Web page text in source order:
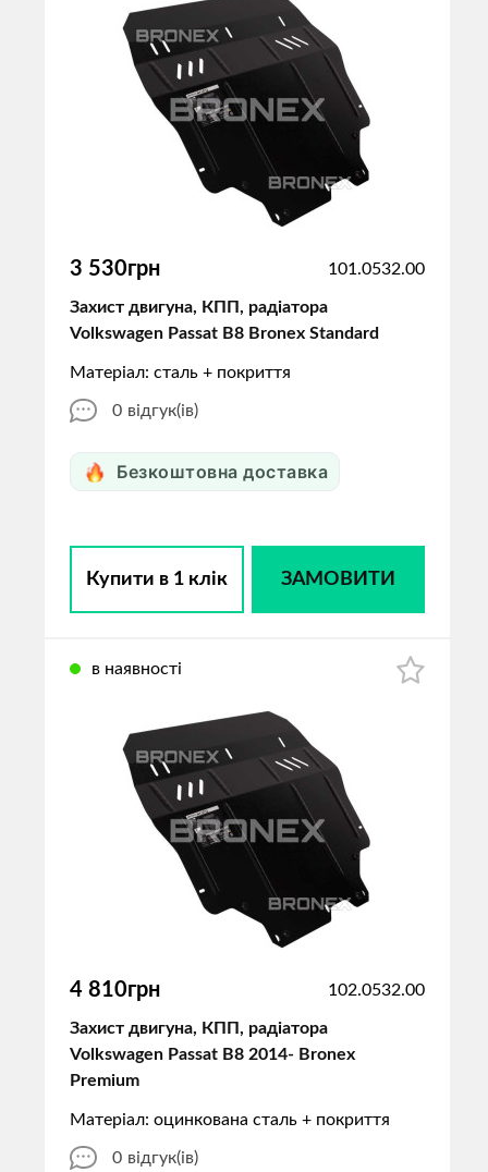
3 530грн 101.0532.00
Захист двигуна, КПП, радіатора
Volkswagen Passat B8 Bronex Standard
Матеріал: сталь + покриття
0 відгук(ів)
Безкоштовна доставка
Купити в 1 клік ЗАМОВИТИ
в наявності
4 810грн 102.0532.00
Захист двигуна, КПП, радіатора
Volkswagen Passat B8 2014- Bronex
Premium
Матеріал: оцинкована сталь + покриття
0 відгук(ів)